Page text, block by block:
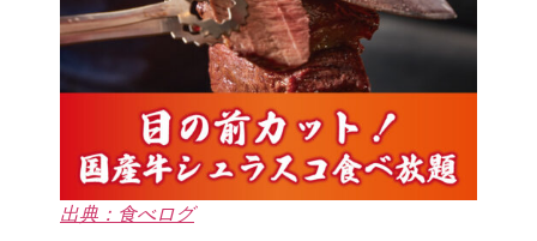
出典：食べログ